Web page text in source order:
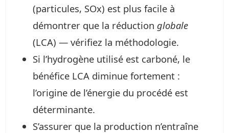
(particules, SOx) est plus facile à
démontrer que la réduction globale
(LCA) — vérifiez la méthodologie.
Si l’hydrogène utilisé est carboné, le
bénéfice LCA diminue fortement :
l’origine de l’énergie du procédé est
déterminante.
S’assurer que la production n’entraîne